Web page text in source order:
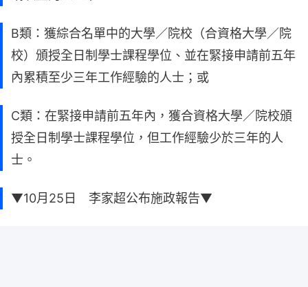
B類：獲綜合名單中的大學／院校（合資格大學／院
校）頒授全日制學士課程學位、並在緊接申請前五年
內累積至少三年工作經驗的人士；或
C類：在緊接申請前五年內，獲合資格大學／院校頒
授全日制學士課程學位，但工作經驗少於三年的人
士。
▼10月25日 李家超公布施政報告▼